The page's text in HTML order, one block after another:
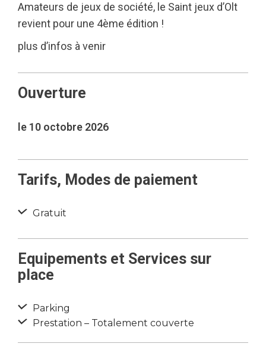
Amateurs de jeux de société, le Saint jeux d’Olt
revient pour une 4ème édition !
plus d’infos à venir
Ouverture
le 10 octobre 2026
Tarifs, Modes de paiement
Gratuit
Equipements et Services sur
place
Parking
Prestation – Totalement couverte